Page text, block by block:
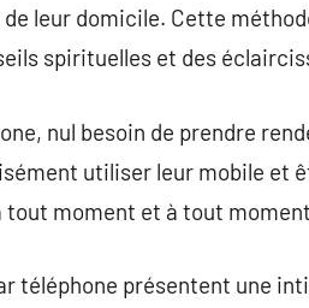
leur domicile. Cette
spirituelles et des
nul besoin de prendre
utiliser leur mobile et
tout moment et à tout
téléphone présentent une